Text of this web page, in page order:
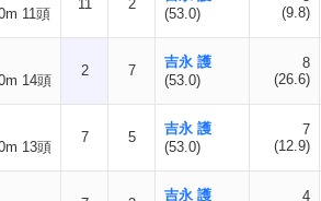
11頭
11 2
(53.0)
(9.8)
14頭
2 7
吉永 護
(53.0)
8
(26.6)
13頭
7 5
吉永 護
(53.0)
7
(12.9)
吉永 護
4